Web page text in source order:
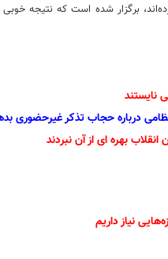
برگزار شده است که نتیجه
نایستند
درباره حجاب تذکر غیرحضوری
بهره ای از آن نبردند
نیاز داریم